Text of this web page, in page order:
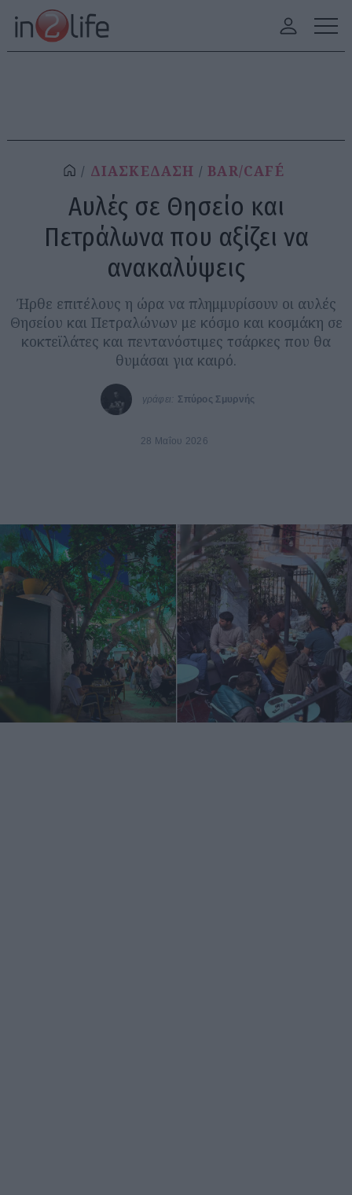
ΔΙΑΣΚΕΔΑΣΗ BAR/CAFÉ
Αυλές σε Θησείο και
Πετράλωνα που αξίζει να
ανακαλύψεις
Ήρθε επιτέλους η ώρα να πλημμυρίσουν οι αυλές
Θησείου και Πετραλώνων με κόσμο και κοσμάκη σε
κοκτεϊλάτες και πεντανόστιμες τσάρκες που θα
θυμάσαι για καιρό.
γράφει: Σπύρος Σμυρνής
28 Μαΐου 2026